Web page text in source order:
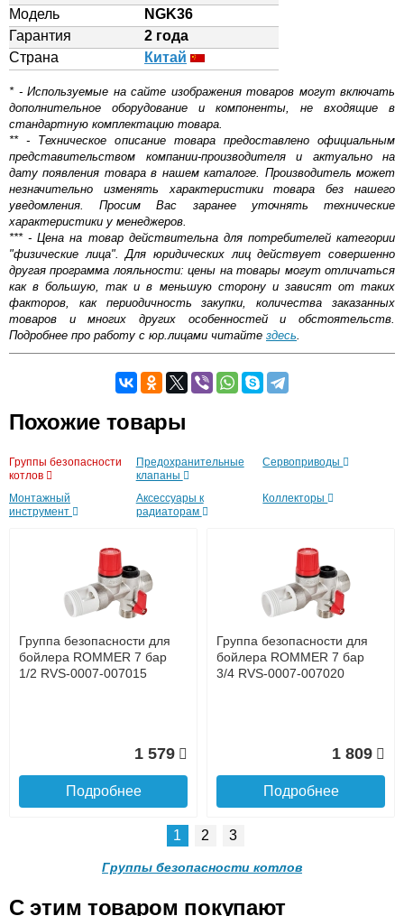
Модель
NGK36
Гарантия
2 года
Страна
Китай
* - Используемые на сайте изображения товаров могут включать
дополнительное оборудование и компоненты, не входящие в
стандартную комплектацию товара.
** - Техническое описание товара предоставлено официальным
представительством компании-производителя и актуально на
дату появления товара в нашем каталоге. Производитель может
незначительно изменять характеристики товара без нашего
уведомления. Просим Вас заранее уточнять технические
характеристики у менеджеров.
*** - Цена на товар действительна для потребителей категории
"физические лица". Для юридических лиц действует совершенно
другая программа лояльности: цены на товары могут отличаться
как в большую, так и в меньшую сторону и зависят от таких
факторов, как периодичность закупки, количества заказанных
товаров и многих других особенностей и обстоятельств.
Подробнее про работу с юр.лицами читайте здесь.
Группа автономной циркуляции для коллектора —
надежное решение для создания эффективной разводки
обладает высокой конструктивной надежностью, поэтому
точно регулировать подачу воды к каждому
подключению независимо от других линий. Это делает
безопасной. Купить его — значит обеспечить стабильную
работу инженерных коммуникаций в течение
регулярного обслуживания.
Оставьте отзыв
Доставка сантехники по Москве и Московской области
до подъезда
Возможные способы оплаты:
Наличный расчёт
Банковской картой на сайте в режиме реального
времени
доставке, так и самовывозом
Интернет-деньгами (Yandex-деньги, Web-money,
Qiwi-кошельки и другие).
Безналичный расчёт (возможно и с НДС)
подробнее...
Подробнее об оплате
Похожие товары
Группы безопасности
котлов
Предохранительные
клапаны
Сервоприводы
Монтажный
инструмент
Аксессуары к
радиаторам
Коллекторы
Группа безопасности для
бойлера ROMMER 7 бар
1/2 RVS-0007-007015
1 579
Подробнее
Группа безопасности для
бойлера ROMMER 7 бар
3/4 RVS-0007-007020
1 809
Подробнее
1 2 3
Группы безопасности котлов
C этим товаром покупают